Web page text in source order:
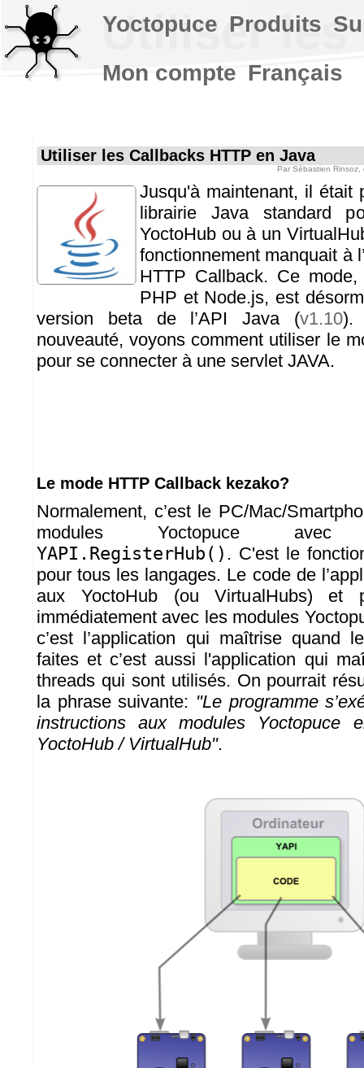
Utiliser les
Utiliser les Callbacks HTTP en Java
Par Sébastien Rinsoz
Jusqu'à maintenant, il était
librairie Java standard
YoctoHub ou à un
fonctionnement manquait à
HTTP Callback. Ce
PHP et Node.js, est
version beta de l’API Java (v1.10).
nouveauté, voyons comment utiliser le
pour se connecter à une servlet JAVA.
Le mode HTTP Callback kezako?
Normalement, c’est le PC/Mac/
modules Yoctopuce
YAPI.RegisterHub() . C'est le
pour tous les langages. Le code de
aux YoctoHub (ou VirtualHubs) et
immédiatement avec les modules
c’est l’application qui maîtrise quand
faites et c’est aussi l'application qui
threads qui sont utilisés. On pourrait
la phrase suivante: "Le programme
instructions aux modules Yoctopuce
YoctoHub / VirtualHub".
Yoctopuce Produits
Mon compte Français